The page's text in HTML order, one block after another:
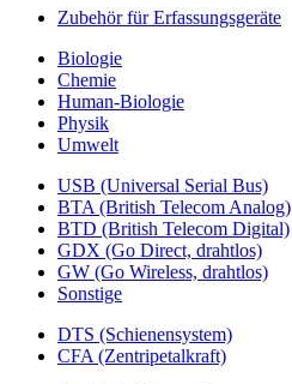
Zubehör für Erfassungsgeräte
Biologie
Chemie
Human-Biologie
Physik
Umwelt
USB (Universal Serial Bus)
BTA (British Telecom Analog)
BTD (British Telecom Digital)
GDX (Go Direct, drahtlos)
GW (Go Wireless, drahtlos)
Sonstige
DTS (Schienensystem)
CFA (Zentripetalkraft)